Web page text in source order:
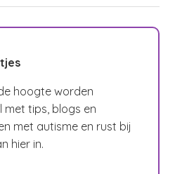
hoogte worden
met tips, blogs en
met autisme en rust bij
hier in.